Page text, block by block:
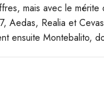
mais avec le
Aedas, Realia et
ensuite Montebalito,